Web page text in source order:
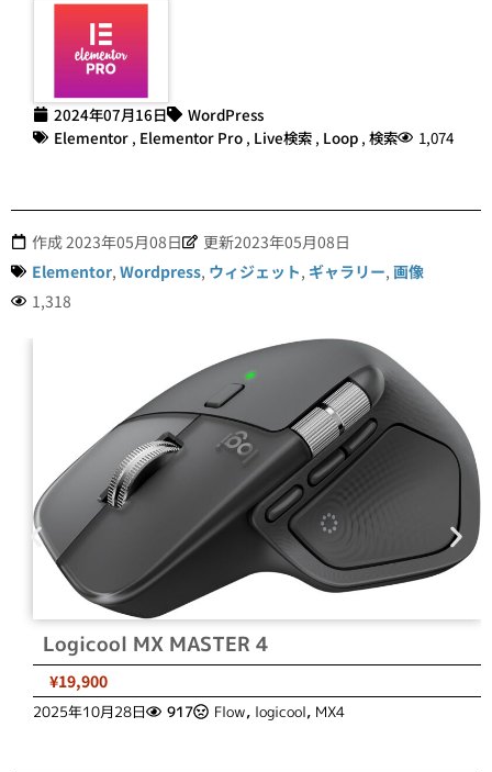
2024年07月16日
WordPress
Elementor , Elementor Pro , Live検索 , Loop , 検索 1,074
作成 2023年05月08日
更新2023年05月08日
Elementor, Wordpress, ウィジェット, ギャラリー, 画像
1,318
Logicool MX MASTER 4
¥19,900
2025年10月28日 917 Flow, logicool, MX4